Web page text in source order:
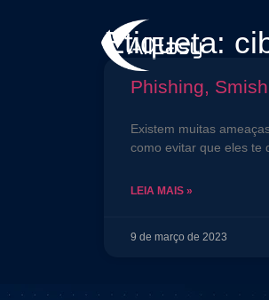
Etiqueta:
Phishing,
Existem muitas
como evitar que eles te
LEIA MAIS »
9 de março de 2023